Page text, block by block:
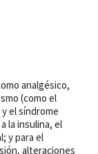
analgésico,
(como el
el síndrome
la insulina, el
y para el
alteraciones